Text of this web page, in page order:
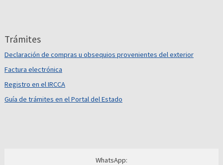
Trámites
Declaración de compras u obsequios provenientes del exterior
Factura electrónica
Registro en el IRCCA
Guía de trámites en el Portal del Estado
WhatsApp: